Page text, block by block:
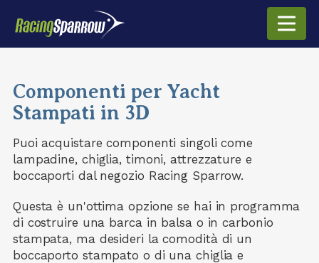
Componenti per Yacht
Stampati in 3D
Puoi acquistare componenti singoli come
lampadine, chiglia, timoni, attrezzature e
boccaporti dal negozio Racing Sparrow.
Questa è un'ottima opzione se hai in programma
di costruire una barca in balsa o in carbonio
stampata, ma desideri la comodità di un
boccaporto stampato o di una chiglia e